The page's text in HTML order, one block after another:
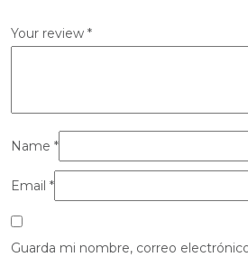
Your review *
Name *
Email *
Guarda mi nombre, correo